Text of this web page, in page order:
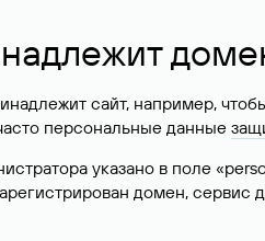
сайт, например,
персональные данные
указано в поле
домен,